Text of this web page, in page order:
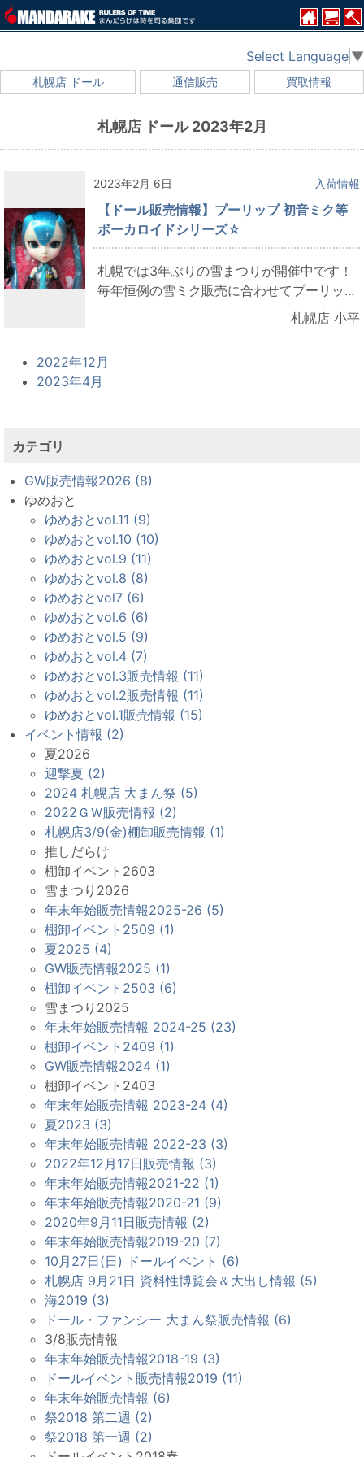
札幌店 ドール 通信販売 買取情報
Select Language ▼
札幌店 ドール 2023年2月
2023年2月 6日 入荷情報
【ドール販売情報】プーリップ 初音ミク等
ボーカロイドシリーズ☆
札幌では3年ぶりの雪まつりが開催中です！
毎年恒例の雪ミク販売に合わせてプーリッ...
札幌店 小平
2022年12月
2023年4月
カテゴリ
GW販売情報2026 (8)
ゆめおと
ゆめおとvol.11 (9)
ゆめおとvol.10 (10)
ゆめおとvol.9 (11)
ゆめおとvol.8 (8)
ゆめおとvol7 (6)
ゆめおとvol.6 (6)
ゆめおとvol.5 (9)
ゆめおとvol.4 (7)
ゆめおとvol.3販売情報 (11)
ゆめおとvol.2販売情報 (11)
ゆめおとvol.1販売情報 (15)
イベント情報 (2)
夏2026
迎撃夏 (2)
2024 札幌店 大まん祭 (5)
2022ＧＷ販売情報 (2)
札幌店3/9(金)棚卸販売情報 (1)
推しだらけ
棚卸イベント2603
雪まつり2026
年末年始販売情報2025-26 (5)
棚卸イベント2509 (1)
夏2025 (4)
GW販売情報2025 (1)
棚卸イベント2503 (6)
雪まつり2025
年末年始販売情報 2024-25 (23)
棚卸イベント2409 (1)
GW販売情報2024 (1)
棚卸イベント2403
年末年始販売情報 2023-24 (4)
夏2023 (3)
年末年始販売情報 2022-23 (3)
2022年12月17日販売情報 (3)
年末年始販売情報2021-22 (1)
年末年始販売情報2020-21 (9)
2020年9月11日販売情報 (2)
年末年始販売情報2019-20 (7)
10月27日(日) ドールイベント (6)
札幌店 9月21日 資料性博覧会＆大出し情報 (5)
海2019 (3)
ドール・ファンシー 大まん祭販売情報 (6)
3/8販売情報
年末年始販売情報2018-19 (3)
ドールイベント販売情報2019 (11)
年末年始販売情報 (6)
祭2018 第二週 (2)
祭2018 第一週 (2)